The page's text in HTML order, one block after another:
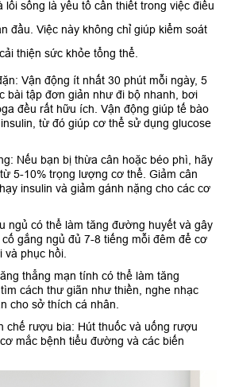
lối sống là yếu tố cần thiết trong việc điều
đầu. Việc này không chỉ giúp kiểm soát
thiện sức khỏe tổng thể.
Vận động ít nhất 30 phút mỗi ngày, 5
bài tập đơn giản như đi bộ nhanh, bơi
đều rất hữu ích. Vận động giúp tế bào
từ đó giúp cơ thể sử dụng glucose
Nếu bạn bị thừa cân hoặc béo phì, hãy
5-10% trọng lượng cơ thể. Giảm cân
insulin và giảm gánh nặng cho các cơ
ngủ có thể làm tăng đường huyết và gây
gắng ngủ đủ 7-8 tiếng mỗi đêm để cơ
phục hồi.
thẳng mạn tính có thể làm tăng
cách thư giãn như thiền, nghe nhạc
cho sở thích cá nhân.
chế rượu bia: Hút thuốc và uống rượu
mắc bệnh tiểu đường và các biến